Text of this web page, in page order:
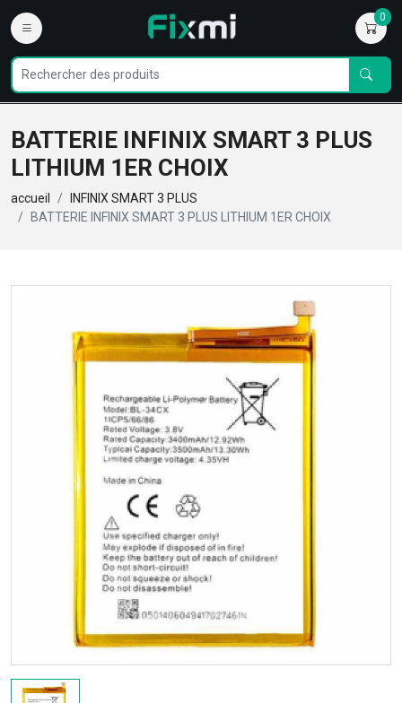
0
BATTERIE INFINIX SMART 3 PLUS
LITHIUM 1ER CHOIX
accueil
INFINIX SMART 3 PLUS
BATTERIE INFINIX SMART 3 PLUS LITHIUM 1ER CHOIX